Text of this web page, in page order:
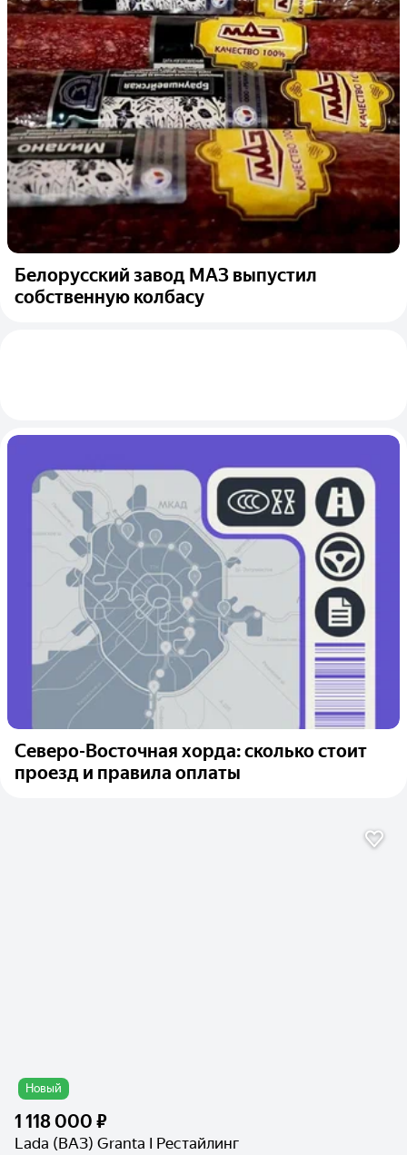
Белорусский завод МАЗ выпустил
собственную колбасу
Северо-Восточная хорда: сколько стоит
проезд и правила оплаты
Новый
1 118 000 ₽
Lada (ВАЗ) Granta I Рестайлинг